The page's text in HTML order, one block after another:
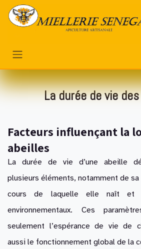
Se rendre au contenu
La durée de vie
Facteurs influençant la
abeilles
La durée de vie d’une abeille
plusieurs éléments, notamment de
cours de laquelle elle naît et
environnementaux. Ces
seulement l’espérance de vie de
aussi le fonctionnement global de la